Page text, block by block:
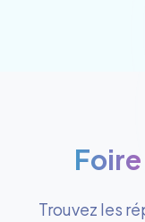
Trouvez les